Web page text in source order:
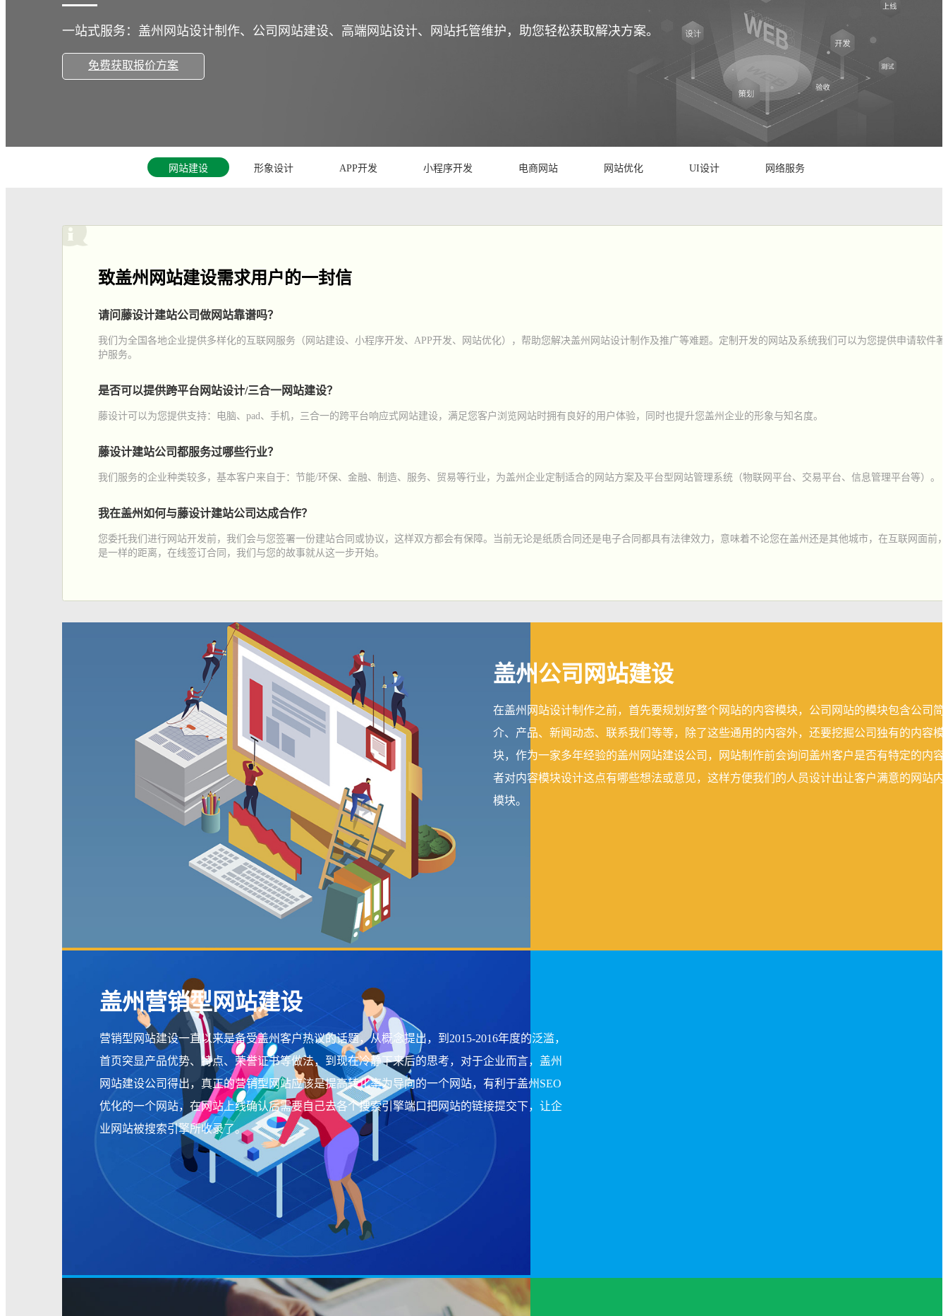
一站式服务：盖州网站设计制作、公司网站建设、高端网站设计、网站托管维护，助您轻松获取解决方案。
免费获取报价方案
网站建设 形象设计 APP开发 小程序开发 电商网站 网站优化 UI设计 网络服务
致盖州网站建设需求用户的一封信
请问藤设计建站公司做网站靠谱吗？
我们为全国各地企业提供多样化的互联网服务（网站建设、小程序开发、APP开发、网站优化），帮助您解决盖州网站设计制作及推广等难题。定制开发的网站及系统我们可以为您提供申请软件
护服务。
是否可以提供跨平台网站设计/三合一网站建设？
藤设计可以为您提供支持：电脑、pad、手机，三合一的跨平台响应式网站建设，满足您客户浏览网站时拥有良好的用户体验，同时也提升您盖州企业的形象与知名度。
藤设计建站公司都服务过哪些行业？
我们服务的企业种类较多，基本客户来自于：节能/环保、金融、制造、服务、贸易等行业，为盖州企业定制适合的网站方案及平台型网站管理系统（物联网平台、交易平台、信息管理平台等）。
我在盖州如何与藤设计建站公司达成合作？
您委托我们进行网站开发前，我们会与您签署一份建站合同或协议，这样双方都会有保障。当前无论是纸质合同还是电子合同都具有法律效力，意味着不论您在盖州还是其他城市，在互联网面前
是一样的距离，在线签订合同，我们与您的故事就从这一步开始。
盖州公司网站建设
在盖州网站设计制作之前，首先要规划好整个网站的内容模块，公司网站的模块包含公司简
介、产品、新闻动态、联系我们等等，除了这些通用的内容外，还要挖掘公司独有的内容模
块，作为一家多年经验的盖州网站建设公司，网站制作前会询问盖州客户是否有特定的内容
者对内容模块设计这点有哪些想法或意见，这样方便我们的人员设计出让客户满意的网站内
模块。
盖州营销型网站建设
营销型网站建设一直以来是备受盖州客户热议的话题，从概念提出，到2015-2016年度的泛滥，
首页突显产品优势、特点、荣誉证书等做法，到现在冷静下来后的思考，对于企业而言，盖州
网站建设公司得出，真正的营销型网站应该是提高转化率为导向的一个网站，有利于盖州SEO
优化的一个网站，在网站上线确认后需要自己去各个搜索引擎端口把网站的链接提交下，让企
业网站被搜索引擎所收录了。